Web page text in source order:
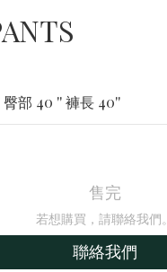
臀部 40 '' 褲長 40''
售完
若想購買，請聯絡我們。
聯絡我們